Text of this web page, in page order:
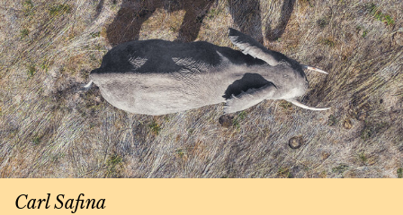
Carl Safina